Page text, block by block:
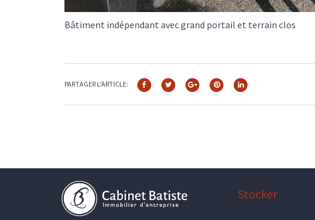
Bâtiment indépendant avec grand portail et terrain clos
PARTAGER L'ARTICLE:
Stocker